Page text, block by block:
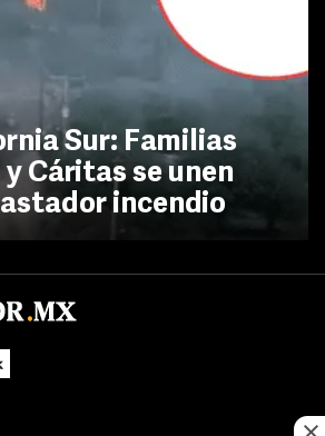
Sur: Familias
Cáritas se unen
incendio